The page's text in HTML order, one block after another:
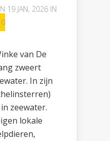
19 JAN, 2026 IN
0
van De
zweert
In zijn
zeewater.
lokale